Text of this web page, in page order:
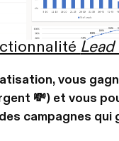
vous
💸) et vous
campagnes qui